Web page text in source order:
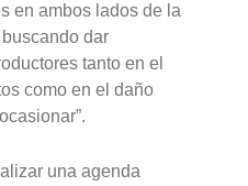
en ambos lados de la
dar
tanto en el
como en el daño
una agenda